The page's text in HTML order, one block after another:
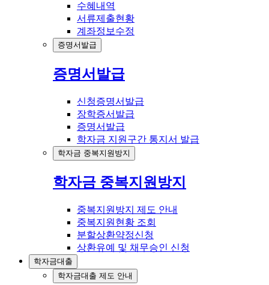
수혜내역
서류제출현황
계좌정보수정
증명서발급
증명서발급
신청증명서발급
장학증서발급
증명서발급
학자금 지원구간 통지서 발급
학자금 중복지원방지
학자금 중복지원방지
중복지원방지 제도 안내
중복지원현황 조회
분할상환약정신청
상환유예 및 채무승인 신청
학자금대출
학자금대출 제도 안내